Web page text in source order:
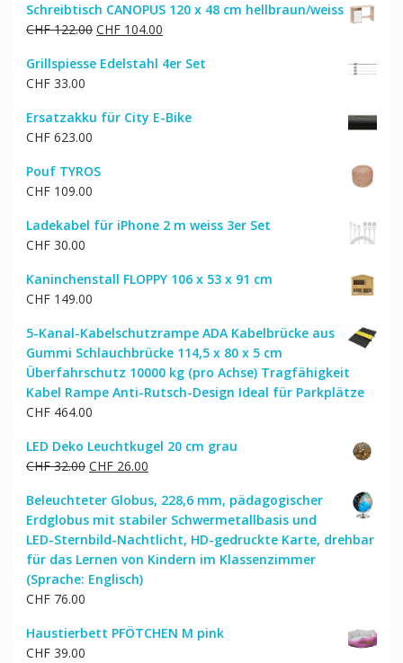
Schreibtisch CANOPUS 120 x 48 cm hellbraun/weiss
CHF122.00 Ursprünglicher
war:
CHF104.00Aktueller
ist:
Grillspiesse Edelstahl 4er Set
CHF33.00
Ersatzakku für City E-Bike
CHF623.00
Pouf TYROS
CHF109.00
Ladekabel für iPhone 2 m weiss 3er Set
CHF30.00
Kaninchenstall FLOPPY 106 x 53 x 91 cm
CHF149.00
5-Kanal-Kabelschutzrampe ADA Kabelbrücke aus
Gummi Schlauchbrücke 114,5 x 80 x 5 cm
Überfahrschutz 10000 kg (pro Achse) Tragfähigkeit
Kabel Rampe Anti-Rutsch-Design Ideal für Parkplätze
CHF464.00
LED Deko Leuchtkugel 20 cm grau
CHF32.00 Ursprünglicher
war:
CHF 32.00
CHF26.00Aktueller
ist:
CHF 26.00.
Beleuchteter Globus, 228,6 mm, pädagogischer
Erdglobus mit stabiler Schwermetallbasis und
LED-Sternbild-Nachtlicht, HD-gedruckte Karte, drehbar
für das Lernen von Kindern im Klassenzimmer
(Sprache: Englisch)
CHF76.00
Haustierbett PFÖTCHEN M pink
CHF39.00